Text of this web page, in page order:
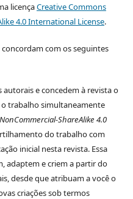
licençaCreative Commons
4.0 International License.
com os seguintes
e concedem à revista o
trabalho simultaneamente
ShareAlike 4.0
do trabalho com
inicial nesta revista. Essa
adaptem e criem a partir do
desde que atribuam a você o
criações sob termos